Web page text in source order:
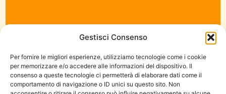
Gestisci Consenso
Per fornire le migliori esperienze, utilizziamo tecnologie come i cookie
per memorizzare e/o accedere alle informazioni del dispositivo. Il
consenso a queste tecnologie ci permetterà di elaborare dati come il
comportamento di navigazione o ID unici su questo sito. Non
Ogni percorso nasce da